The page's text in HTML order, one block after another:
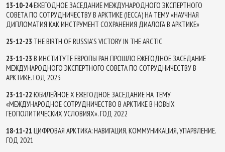
13-10-24ЕЖЕГОДНОЕ ЗАСЕДАНИЕ МЕЖДУНАРОДНОГО ЭКСПЕРТНОГО
СОВЕТА ПО СОТРУДНИЧЕСТВУ В АРКТИКЕ (IECCA) НА ТЕМУ «НАУЧНАЯ
ДИПЛОМАТИЯ КАК ИНСТРУМЕНТ СОХРАНЕНИЯ ДИАЛОГА В АРКТИКЕ»
25-12-23 THE BIRTH OF RUSSIA'S VICTORY IN THE ARCTIC
23-11-23 В ИНСТИТУТЕ ЕВРОПЫ РАН ПРОШЛО ЕЖЕГОДНОЕ ЗАСЕДАНИЕ
МЕЖДУНАРОДНОГО ЭКСПЕРТНОГО СОВЕТА ПО СОТРУДНИЧЕСТВУ В
АРКТИКЕ. ГОД 2023
23-11-22 ЮБИЛЕЙНОЕ X ЕЖЕГОДНОЕ ЗАСЕДАНИЕ НА ТЕМУ
«МЕЖДУНАРОДНОЕ СОТРУДНИЧЕСТВО В АРКТИКЕ В НОВЫХ
ГЕОПОЛИТИЧЕСКИХ УСЛОВИЯХ». ГОД 2022
18-11-21 ЦИФРОВАЯ АРКТИКА: НАВИГАЦИЯ, КОММУНИКАЦИЯ, УПАРВЛЕНИЕ.
ГОД 2021